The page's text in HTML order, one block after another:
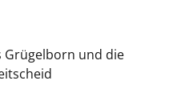
Grügelborn und die